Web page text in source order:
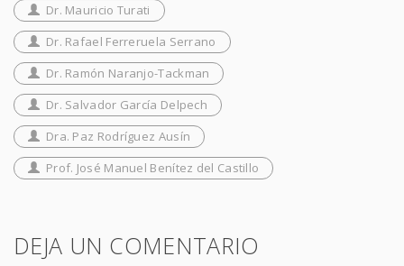
Dr. Mauricio Turati
Dr. Rafael Ferreruela Serrano
Dr. Ramón Naranjo-Tackman
Dr. Salvador García Delpech
Dra. Paz Rodríguez Ausín
Prof. José Manuel Benítez del Castillo
DEJA UN COMENTARIO